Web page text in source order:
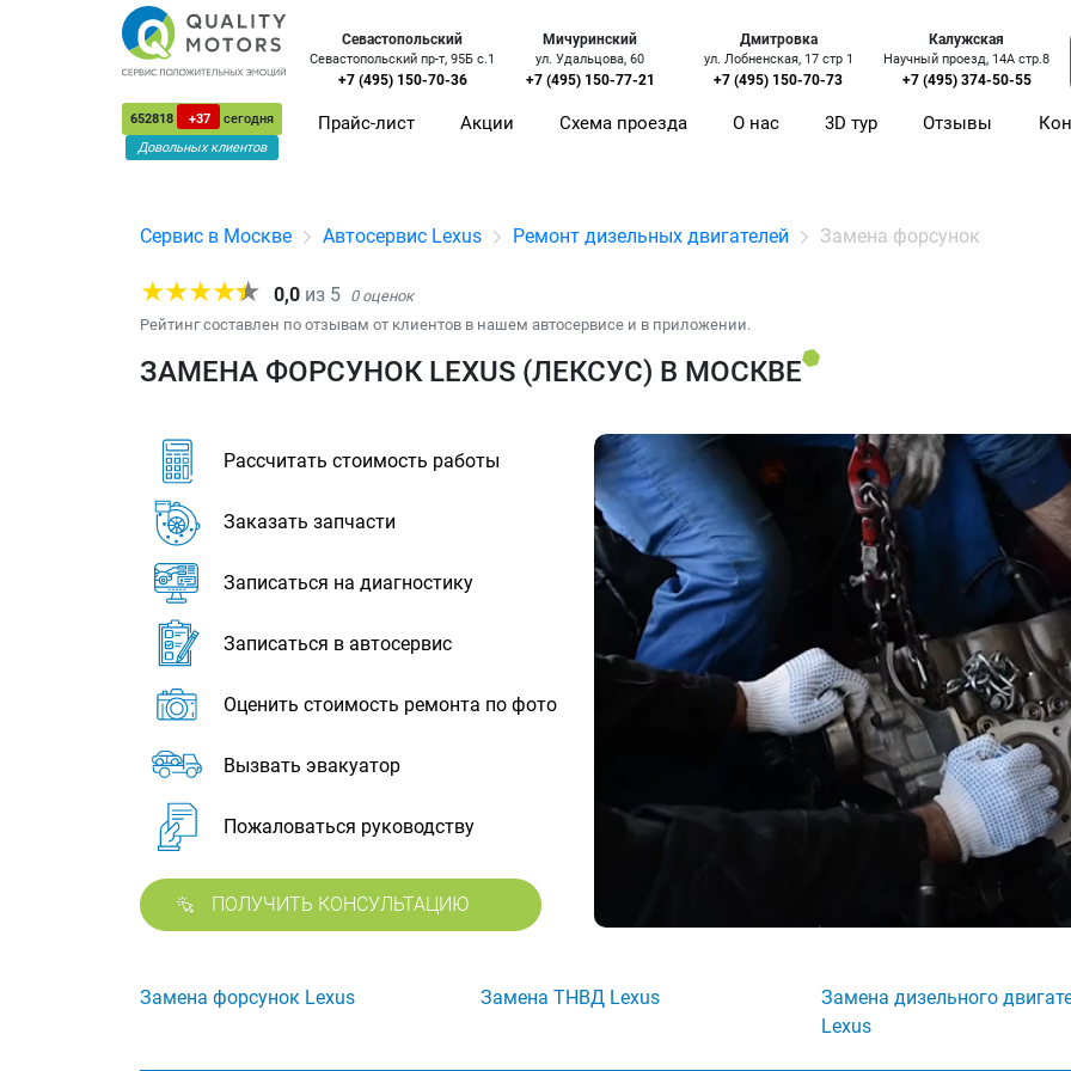
652818 +37
сегодня
Довольных клиентов
Севастопольский
Севастопольский пр-т, 95Б с.1
+7 (495) 150-70-36
Мичуринский
ул. Удальцова, 60
+7 (495) 150-77-21
Дмитровка
ул. Лобненская, 17 стр 1
+7 (495) 150-70-73
Калужская
Научный проезд, 14А стр.8
+7 (495) 374-50-55
Прайс-лист Акции Схема проезда О нас 3D тур Отзывы
Сервис в Москве Автосервис Lexus Ремонт дизельных двигателей Замена форсунок
0,0 из 5 0оценок
Рейтинг составлен по отзывам от клиентов в нашем автосервисе и в приложении.
ЗАМЕНА ФОРСУНОК LEXUS (ЛЕКСУС) В МОСКВЕ
Рассчитать стоимость работы
Заказать запчасти
Записаться на диагностику
Записаться в автосервис
Оценить стоимость ремонта по фото
Вызвать эвакуатор
Пожаловаться руководству
ПОЛУЧИТЬ КОНСУЛЬТАЦИЮ
Замена форсунок Lexus Замена ТНВД Lexus
Замена дизельного
Lexus